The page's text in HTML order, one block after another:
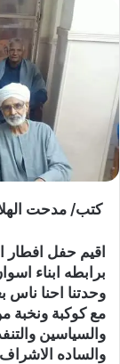
كتب/ مدحت
اقيم حفل افطار
برابطه ابناء
وحدتنا احنا
مع كوكبة ونخبة
والسياسين
والساده